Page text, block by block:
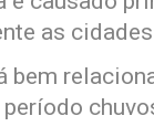
as
bem